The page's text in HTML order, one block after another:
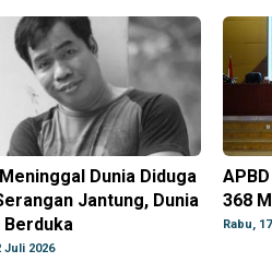
Dunia Diduga
Jantung, Dunia
Berduka
Juli 2026
368
Rabu,